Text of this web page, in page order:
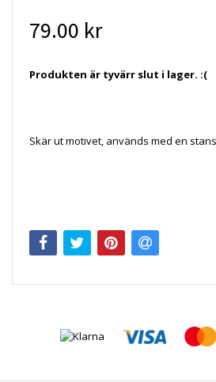
79.00 kr
Produkten är tyvärr slut i lager. :(
Skär ut motivet, används med en